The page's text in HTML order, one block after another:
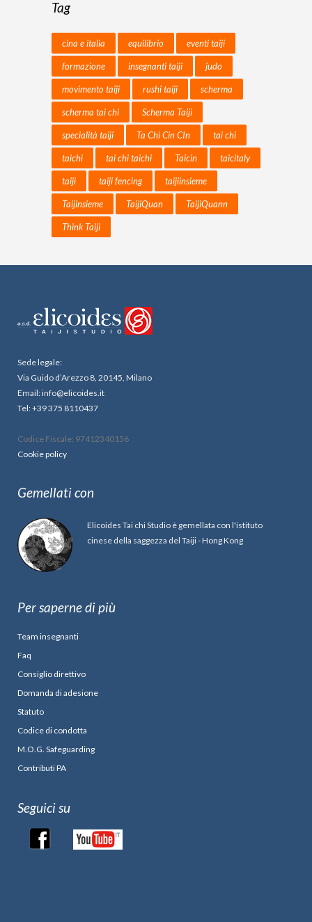
Tag
cina e italia equilibrio eventi taiji
formazione insegnanti taiji judo
movimento taiji rushi taiji scherma
scherma tai chi Scherma Taiji
specialità taiji Ta Chi Cin CIn tai chi
taichi tai chi taichi Taicin taicitaly
taiji taiji fencing taijiinsieme
Taijinsieme TaijiQuan TaijiQuann
Think Taiji
Sede legale:
Via Guido d’Arezzo 8, 20145, Milano
Email: info@elicoides.it
Tel: +39 375 8110437
Codice Fiscale: 97412340156
Cookie policy
Gemellati con
Elicoides Tai chi Studio è gemellata con l'istituto
cinese della saggezza del Taiji - Hong Kong
Per saperne di più
Team insegnanti
Faq
Consiglio direttivo
Domanda di adesione
Statuto
Codice di condotta
M.O.G. Safeguarding
Contributi PA
Seguici su